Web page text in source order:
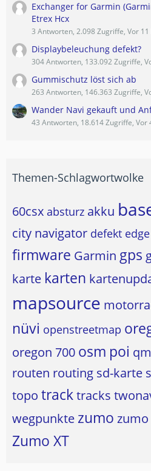
Exchanger for Garmin
Etrex Hcx
3 Antworten, 2.098 Zugriffe, Vor
Displaybeleuchung defekt?
304 Antworten, 133.092 Zugriffe,
Gummischutz löst sich ab
263 Antworten, 146.363 Zugriffe,
Wander Navi gekauft und
43 Antworten, 18.614 Zugriffe, Vor
Themen-Schlagwortwolke
60csx absturz akku
city navigator defekt edge
firmware Garmin gps
karte karten
mapsource
nüvi openstreetmap
oregon 700 osm poi
routen routing sd-karte
topo tracktracks
wegpunkte zumo zumo
Zumo XT